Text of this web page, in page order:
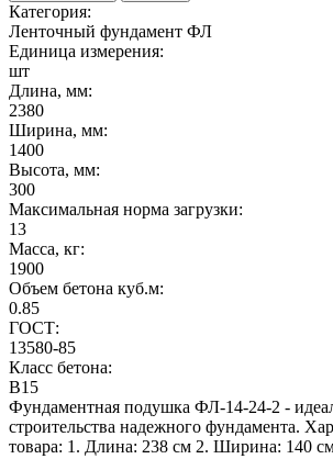
Категория:
Ленточный фундамент ФЛ
Единица измерения:
шт
Длина, мм:
2380
Ширина, мм:
1400
Высота, мм:
300
Максимальная норма загрузки:
13
Масса, кг:
1900
Объем бетона куб.м:
0.85
ГОСТ:
13580-85
Класс бетона:
В15
Фундаментная подушка ФЛ-14-24-2 -
строительства надежного фундамента.
товара: 1. Длина: 238 см 2. Ширина: 140